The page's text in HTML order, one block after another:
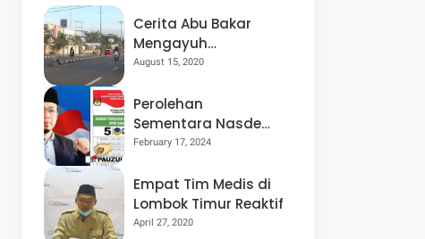
Cerita Abu Bakar
Mengayuh
Sepedanya Selama
Menggelorakan
Kemerdekaan
August 15, 2020
Perolehan
Sementara Nasdem
Lobar Tertinggi,
Berpeluang “Rebut”
Kursi Dapil 3
February 17, 2024
Empat Tim Medis di
Lombok Timur Reaktif
April 27, 2020